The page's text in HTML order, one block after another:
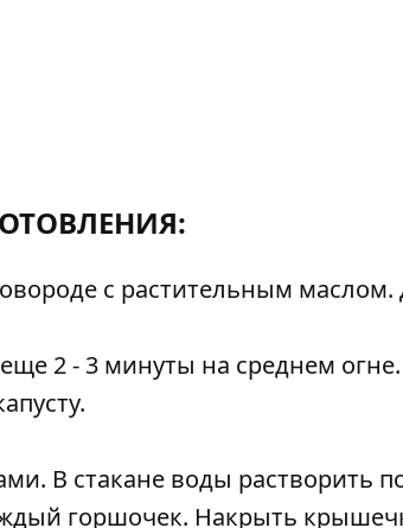
с растительным маслом.
2 - 3 минуты на среднем огне.
В стакане воды растворить
горшочек. Накрыть